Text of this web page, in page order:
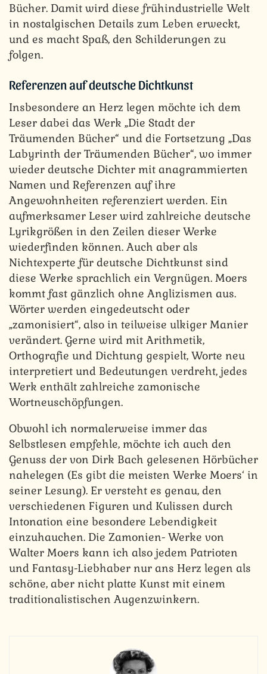
Bücher. Damit wird diese frühindustrielle Welt
in nostalgischen Details zum Leben erweckt,
und es macht Spaß, den Schilderungen zu
folgen.
Referenzen auf deutsche Dichtkunst
Insbesondere an Herz legen möchte ich dem
Leser dabei das Werk „Die Stadt der
Träumenden Bücher“ und die Fortsetzung „Das
Labyrinth der Träumenden Bücher“, wo immer
wieder deutsche Dichter mit anagrammierten
Namen und Referenzen auf ihre
Angewohnheiten referenziert werden. Ein
aufmerksamer Leser wird zahlreiche deutsche
Lyrikgrößen in den Zeilen dieser Werke
wiederfinden können. Auch aber als
Nichtexperte für deutsche Dichtkunst sind
diese Werke sprachlich ein Vergnügen. Moers
kommt fast gänzlich ohne Anglizismen aus.
Wörter werden eingedeutscht oder
„zamonisiert“, also in teilweise ulkiger Manier
verändert. Gerne wird mit Arithmetik,
Orthografie und Dichtung gespielt, Worte neu
interpretiert und Bedeutungen verdreht, jedes
Werk enthält zahlreiche zamonische
Wortneuschöpfungen.
Obwohl ich normalerweise immer das
Selbstlesen empfehle, möchte ich auch den
Genuss der von Dirk Bach gelesenen Hörbücher
nahelegen (Es gibt die meisten Werke Moers‘ in
seiner Lesung). Er versteht es genau, den
verschiedenen Figuren und Kulissen durch
Intonation eine besondere Lebendigkeit
einzuhauchen. Die Zamonien- Werke von
Walter Moers kann ich also jedem Patrioten
und Fantasy-Liebhaber nur ans Herz legen als
schöne, aber nicht platte Kunst mit einem
traditionalistischen Augenzwinkern.